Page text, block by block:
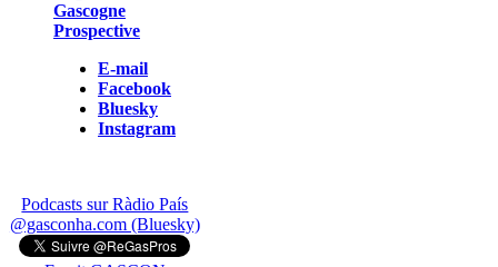
Gascogne
Prospective
E-mail
Facebook
Bluesky
Instagram
Podcasts sur Ràdio País
@gasconha.com (Bluesky)